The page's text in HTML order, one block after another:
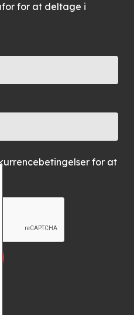
for at deltage i
for at